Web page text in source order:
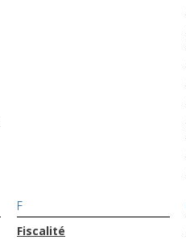
F
Fiscalité